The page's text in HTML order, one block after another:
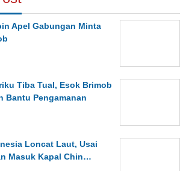
Apel Gabungan Minta
Tiba Tual, Esok Brimob
Bantu Pengamanan
Loncat Laut, Usai
Masuk Kapal Chin…